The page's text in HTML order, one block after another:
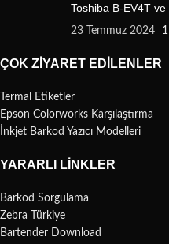
Toshiba B-EV4T ve
23 Temmuz 2024
ÇOK ZIYARET EDILENLER
Termal Etiketler
Epson Colorworks Karşılaştırma
İnkjet Barkod Yazıcı Modelleri
YARARLI LINKLER
Barkod Sorgulama
Zebra Türkiye
Bartender Download